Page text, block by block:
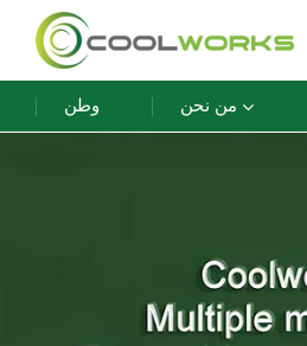
وطن من نحن